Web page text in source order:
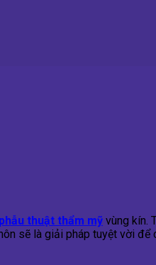
phẫu thuật thẩm mỹ vùng kín.
sẽ là giải pháp tuyệt vời để